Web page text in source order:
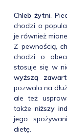
Chleb żytni.
chodzi o
je również
Z pewnością,
chodzi o
stosuje się w
wyższą
pozwala na
ale też
także niższy
jego
dietę.